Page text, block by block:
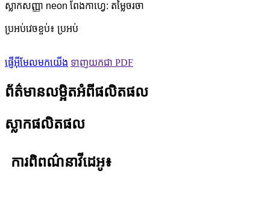
ស្លាកសញ្ញា neon ពែងកាហ្វេ: តម្លៃចរចា
ប្រអប់វេចខ្ចប់៖ ប្រអប់
ផ្ញើអ៊ីមែលមកយើង ទាញយកជា PDF
ព័ត៌មានលម្អិតអំពីផលិតផល
ស្លាកផលិតផល
ការពិពណ៌នាវីដេអូ៖